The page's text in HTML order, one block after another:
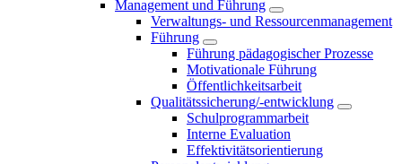
Management und Führung
Verwaltungs- und Ressourcenmanagement
Führung
Führung pädagogischer Prozesse
Motivationale Führung
Öffentlichkeitsarbeit
Qualitätssicherung/-entwicklung
Schulprogrammarbeit
Interne Evaluation
Effektivitätsorientierung